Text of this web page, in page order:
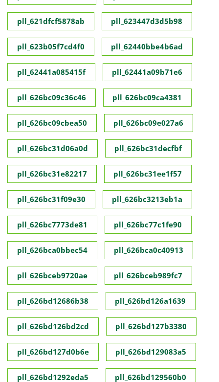
pll_621dfcf5878ab pll_623447d3d5b98
pll_623b05f7cd4f0 pll_62440bbe4b6ad
pll_62441a085415f pll_62441a09b71e6
pll_626bc09c36c46 pll_626bc09ca4381
pll_626bc09cbea50 pll_626bc09e027a6
pll_626bc31d06a0d pll_626bc31decfbf
pll_626bc31e82217 pll_626bc31ee1f57
pll_626bc31f09e30 pll_626bc3213eb1a
pll_626bc7773de81 pll_626bc77c1fe90
pll_626bca0bbec54 pll_626bca0c40913
pll_626bceb9720ae pll_626bceb989fc7
pll_626bd12686b38 pll_626bd126a1639
pll_626bd126bd2cd pll_626bd127b3380
pll_626bd127d0b6e pll_626bd129083a5
pll_626bd1292eda5 pll_626bd129560b0